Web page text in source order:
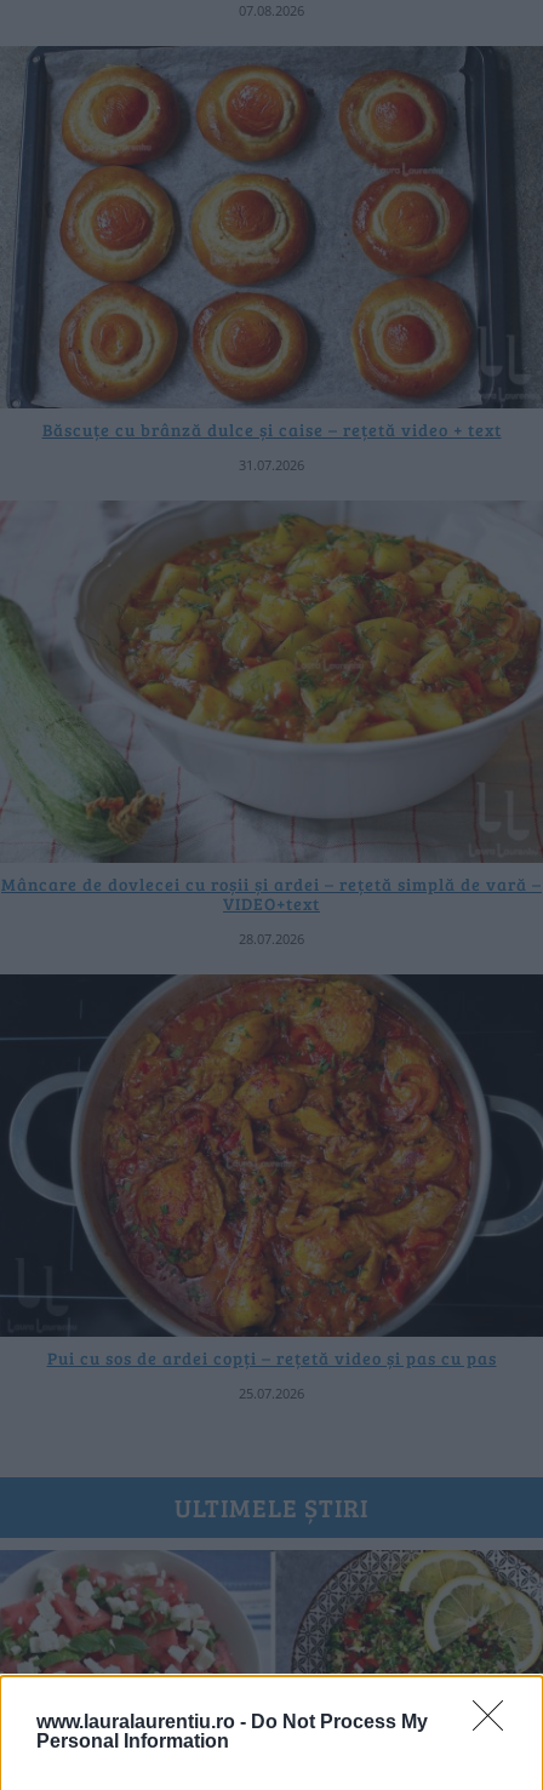
www.lauralaurentiu.ro - Do Not Process My
Personal Information
07.08.2026
Băscuțe cu brânză dulce și caise – rețetă video + text
31.07.2026
Mâncare de dovlecei cu roșii și ardei – rețetă simplă de vară –
VIDEO+text
28.07.2026
Pui cu sos de ardei copți – rețetă video și pas cu pas
25.07.2026
ULTIMELE ȘTIRI